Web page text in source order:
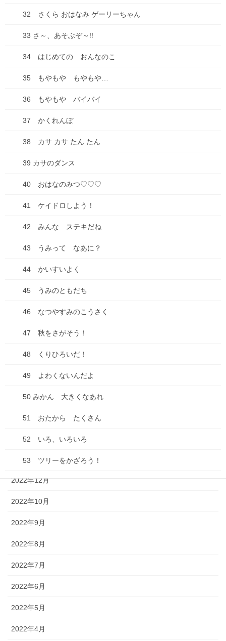
2025年8月
2025年7月
2025年6月
2025年5月
2025年4月
2025年3月
2025年2月
2025年1月
2024年12月
2024年10月
2024年7月
2024年6月
2024年5月
2024年4月
2024年3月
2024年2月
2024年1月
2023年9月
2023年7月
2023年4月
2023年2月
2023年1月
2022年12月
2022年10月
2022年9月
2022年8月
2022年7月
2022年6月
2022年5月
2022年4月
32 さくら おはなみ ゲーリーちゃん
33 さ～、あそぶぞ～!!
34 はじめての おんなのこ
35 もやもや もやもや…
36 もやもや バイバイ
37 かくれんぼ
38 カサ カサ たん たん
39 カサのダンス
40 おはなのみつ♡♡♡
41 ケイドロしよう！
42 みんな ステキだね
43 うみって なあに？
44 かいすいよく
45 うみのともだち
46 なつやすみのこうさく
47 秋をさがそう！
48 くりひろいだ！
49 よわくないんだよ
50 みかん 大きくなあれ
51 おたから たくさん
52 いろ、いろいろ
53 ツリーをかざろう！
54 そろそろ冬眠
55 みんなでおやつ！
56 おいしいふくろ
57 また、会おうね
58 おいしいゆめ
59 みかんがドン！
60 だだだだいこんだ！
61 おはよう 春だよ！